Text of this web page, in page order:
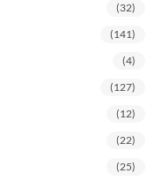
(32)
(141)
(4)
(127)
(12)
(22)
(25)